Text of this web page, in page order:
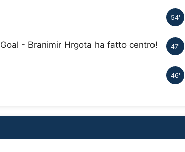
54'
47'
Goal - Branimir Hrgota ha fatto centro!
46'